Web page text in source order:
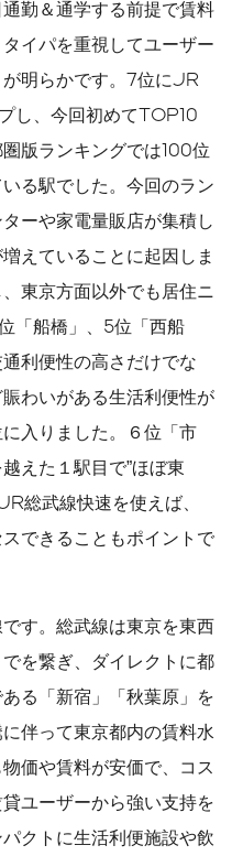
勤＆通学する前提で賃料
イパを重視してユーザー
明らかです。7位にJR
し、今回初めてTOP10
版ランキングでは100位
る駅でした。今回のラン
ーや家電量販店が集積し
えていることに起因しま
東京方面以外でも居住ニ
「船橋」、5位「西船
利便性の高さだけでな
わいがある生活利便性が
入りました。６位「市
えた１駅目で”ほぼ東
総武線快速を使えば、
スできることもポイントで
す。総武線は東京を東西
を繋ぎ、ダイレクトに都
る「新宿」「秋葉原」を
伴って東京都内の賃料水
価や賃料が安価で、コス
ユーザーから強い支持を
クトに生活利便施設や飲